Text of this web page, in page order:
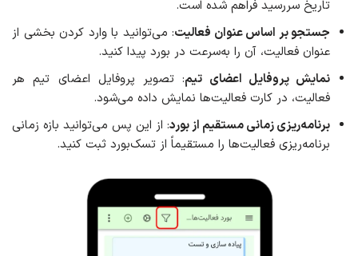
تاریخ سررسید فراهم شده است.
جستجو بر اساس عنوان فعالیت: می‌توانید با وارد کردن بخشی از
عنوان فعالیت، آن را به‌سرعت در بورد پیدا کنید.
نمایش پروفایل اعضای تیم: تصویر پروفایل اعضای تیم هر
فعالیت، در کارت فعالیت‌ها نمایش داده می‌شود.
برنامه‌ریزی زمانی مستقیم از بورد: از این پس می‌توانید بازه زمانی
برنامه‌ریزی فعالیت‌ها را مستقیماً از تسک‌بورد ثبت کنید.